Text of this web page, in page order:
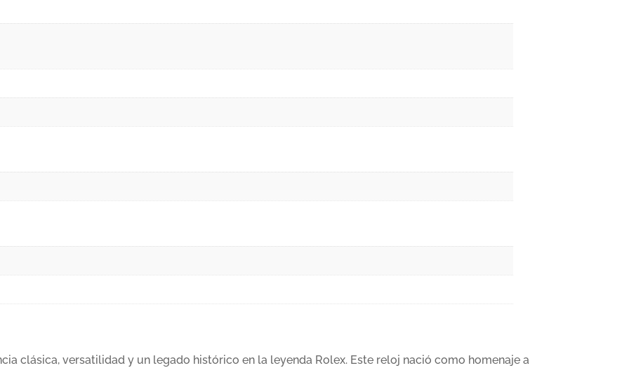
clásica, versatilidad y un legado histórico en la leyenda Rolex. Este reloj nació como homenaje a